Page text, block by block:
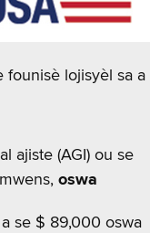
founisè lojisyèl sa a
ajiste (AGI) ou se
oswa
se $ 89,000 oswa